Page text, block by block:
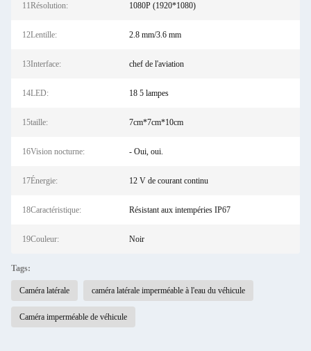
11Résolution: 1080P (1920*1080)
12Lentille: 2.8 mm/3.6 mm
13Interface: chef de l'aviation
14LED: 18 5 lampes
15taille: 7cm*7cm*10cm
16Vision nocturne: - Oui, oui.
17Énergie: 12 V de courant continu
18Caractéristique: Résistant aux intempéries IP67
19Couleur: Noir
Tags:
Caméra latérale caméra latérale imperméable à l'eau du véhicule
Caméra imperméable de véhicule